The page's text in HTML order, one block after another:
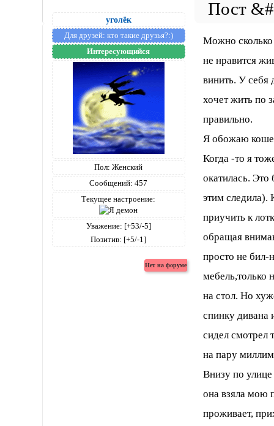
уголёк
Для друзей: кто такие друзья?:)
Интересующийся
Пол: Женский
Сообщений: 457
Текущее настроение:
Уважение: [+53/-5]
Позитив: [+5/-1]
Можно сколько
не нравится
винить. У себя
хочет жить по
правильно.
Я обожаю
Когда -то я
окатилась. Это
этим следила).
приучить к
обращая
просто не бил-
мебель,только
на стол. Но
спинку дивана
сидел смотрел
на пару
Внизу по
она взяла мою
проживает,